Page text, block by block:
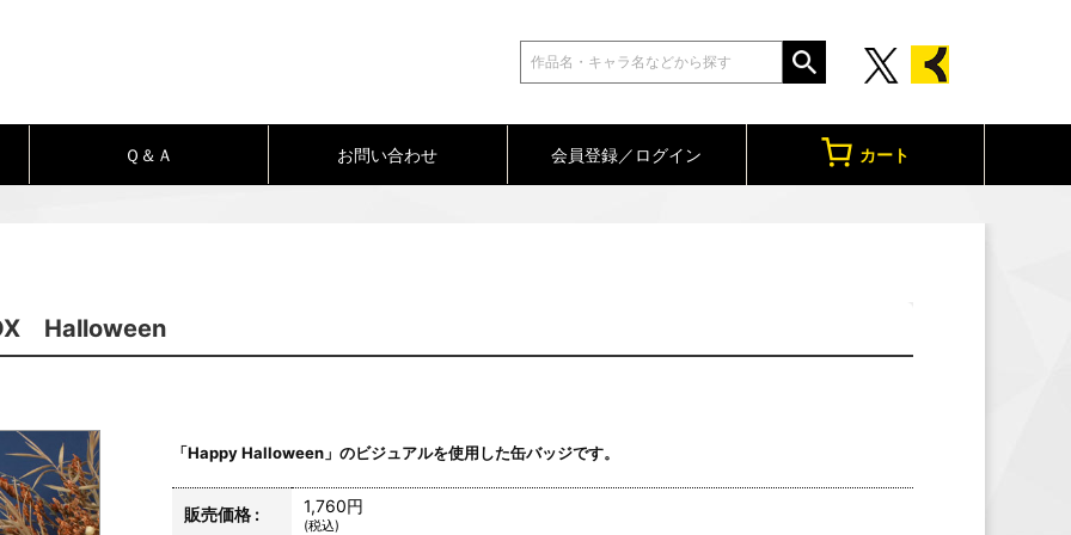
Ｑ＆Ａ お問い合わせ 会員登録／ログイン カート
Halloween
「Happy Halloween」のビジュアルを使用した缶バッジです。
販売価格 : 1,760円
(税込)